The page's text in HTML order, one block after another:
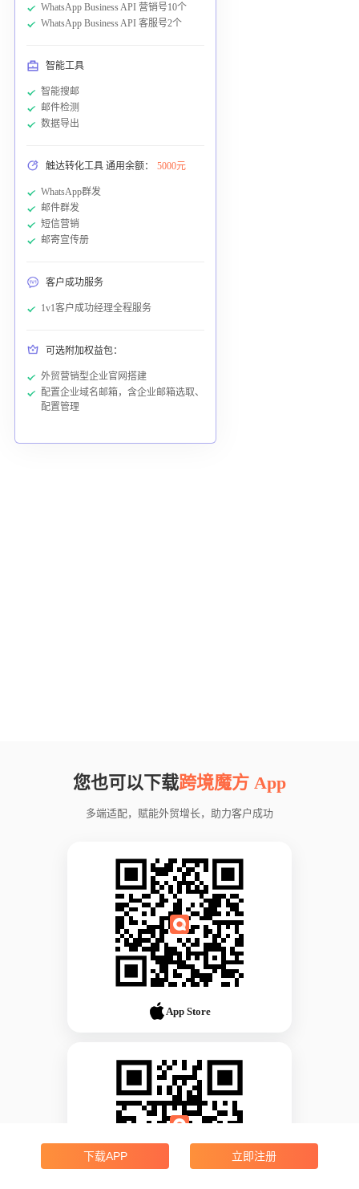
WhatsApp Business API 营销号10个
WhatsApp Business API 客服号2个
智能工具
智能搜邮
邮件检测
数据导出
触达转化工具 通用余额： 5000元
WhatsApp群发
邮件群发
短信营销
邮寄宣传册
客户成功服务
1v1客户成功经理全程服务
可选附加权益包：
外贸营销型企业官网搭建
配置企业域名邮箱，含企业邮箱选取、
配置管理
您也可以下载跨境魔方 App
多端适配，赋能外贸增长，助力客户成功
App Store
下载APP 立即注册